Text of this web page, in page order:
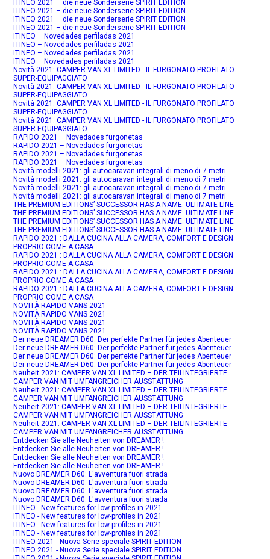
ITINEO 2021 – die neue Sonderserie SPIRIT EDITION
ITINEO 2021 – die neue Sonderserie SPIRIT EDITION
ITINEO 2021 – die neue Sonderserie SPIRIT EDITION
ITINEO 2021 – die neue Sonderserie SPIRIT EDITION
ITINEO – Novedades perfiladas 2021
ITINEO – Novedades perfiladas 2021
ITINEO – Novedades perfiladas 2021
ITINEO – Novedades perfiladas 2021
Novità 2021: CAMPER VAN XL LIMITED - IL FURGONATO PROFILATO
SUPER-EQUIPAGGIATO
Novità 2021: CAMPER VAN XL LIMITED - IL FURGONATO PROFILATO
SUPER-EQUIPAGGIATO
Novità 2021: CAMPER VAN XL LIMITED - IL FURGONATO PROFILATO
SUPER-EQUIPAGGIATO
Novità 2021: CAMPER VAN XL LIMITED - IL FURGONATO PROFILATO
SUPER-EQUIPAGGIATO
RAPIDO 2021 – Novedades furgonetas
RAPIDO 2021 – Novedades furgonetas
RAPIDO 2021 – Novedades furgonetas
RAPIDO 2021 – Novedades furgonetas
Novità modelli 2021: gli autocaravan integrali di meno di 7 metri
Novità modelli 2021: gli autocaravan integrali di meno di 7 metri
Novità modelli 2021: gli autocaravan integrali di meno di 7 metri
Novità modelli 2021: gli autocaravan integrali di meno di 7 metri
THE PREMIUM EDITIONS’ SUCCESSOR HAS A NAME: ULTIMATE LINE
THE PREMIUM EDITIONS’ SUCCESSOR HAS A NAME: ULTIMATE LINE
THE PREMIUM EDITIONS’ SUCCESSOR HAS A NAME: ULTIMATE LINE
THE PREMIUM EDITIONS’ SUCCESSOR HAS A NAME: ULTIMATE LINE
RAPIDO 2021 : DALLA CUCINA ALLA CAMERA, COMFORT E DESIGN
PROPRIO COME A CASA
RAPIDO 2021 : DALLA CUCINA ALLA CAMERA, COMFORT E DESIGN
PROPRIO COME A CASA
RAPIDO 2021 : DALLA CUCINA ALLA CAMERA, COMFORT E DESIGN
PROPRIO COME A CASA
RAPIDO 2021 : DALLA CUCINA ALLA CAMERA, COMFORT E DESIGN
PROPRIO COME A CASA
NOVITÀ RAPIDO VANS 2021
NOVITÀ RAPIDO VANS 2021
NOVITÀ RAPIDO VANS 2021
NOVITÀ RAPIDO VANS 2021
Der neue DREAMER D60: Der perfekte Partner für jedes Abenteuer
Der neue DREAMER D60: Der perfekte Partner für jedes Abenteuer
Der neue DREAMER D60: Der perfekte Partner für jedes Abenteuer
Der neue DREAMER D60: Der perfekte Partner für jedes Abenteuer
Neuheit 2021: CAMPER VAN XL LIMITED – DER TEILINTEGRIERTE
CAMPER VAN MIT UMFANGREICHER AUSSTATTUNG
Neuheit 2021: CAMPER VAN XL LIMITED – DER TEILINTEGRIERTE
CAMPER VAN MIT UMFANGREICHER AUSSTATTUNG
Neuheit 2021: CAMPER VAN XL LIMITED – DER TEILINTEGRIERTE
CAMPER VAN MIT UMFANGREICHER AUSSTATTUNG
Neuheit 2021: CAMPER VAN XL LIMITED – DER TEILINTEGRIERTE
CAMPER VAN MIT UMFANGREICHER AUSSTATTUNG
Entdecken Sie alle Neuheiten von DREAMER !
Entdecken Sie alle Neuheiten von DREAMER !
Entdecken Sie alle Neuheiten von DREAMER !
Entdecken Sie alle Neuheiten von DREAMER !
Nuovo DREAMER D60: L'avventura fuori strada
Nuovo DREAMER D60: L'avventura fuori strada
Nuovo DREAMER D60: L'avventura fuori strada
Nuovo DREAMER D60: L'avventura fuori strada
ITINEO - New features for low-profiles in 2021
ITINEO - New features for low-profiles in 2021
ITINEO - New features for low-profiles in 2021
ITINEO - New features for low-profiles in 2021
ITINEO 2021 - Nuova Serie speciale SPIRIT EDITION
ITINEO 2021 - Nuova Serie speciale SPIRIT EDITION